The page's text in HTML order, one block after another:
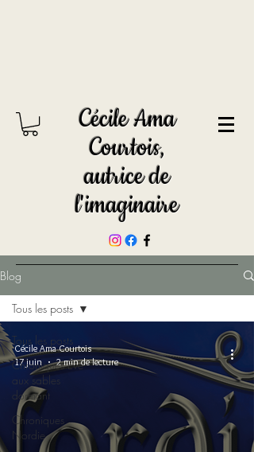
Cécile Ama
Courtois,
autrice de
l'imaginaire
Blog
Tous les posts
Chroniques Ève
aux sables
dormant
Chroniques
Nordie
Tous les posts
Cécile Ama Courtois
17 juin
2 min de lecture